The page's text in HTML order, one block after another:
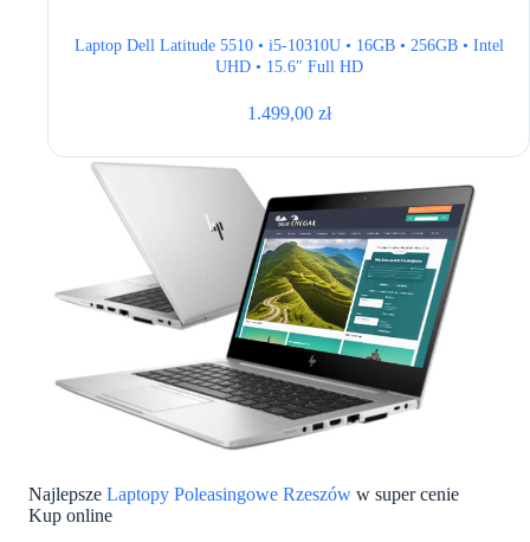
Laptop Dell Latitude 5510 • i5-10210U • 16GB • 256GB • Intel
UHD • 15.6″ Full HD • QWERTY US
1.599,00 zł
Najlepsze Laptopy Poleasingowe Rzeszów w super cenie
Kup online